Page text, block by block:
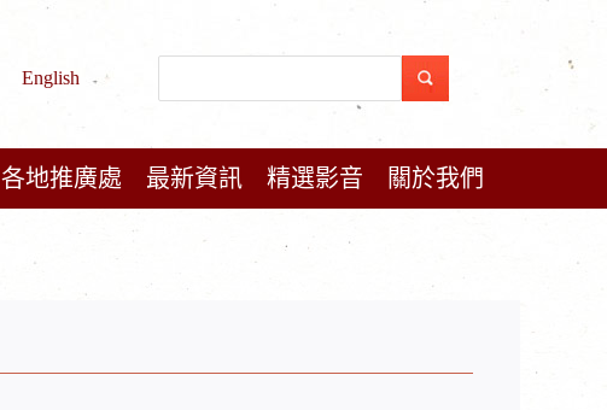
English
各地推廣處 最新資訊 精選影音 關於我們